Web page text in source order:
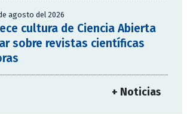
agosto del 2026
cultura de Ciencia Abierta
sobre revistas científicas
+ Noticias